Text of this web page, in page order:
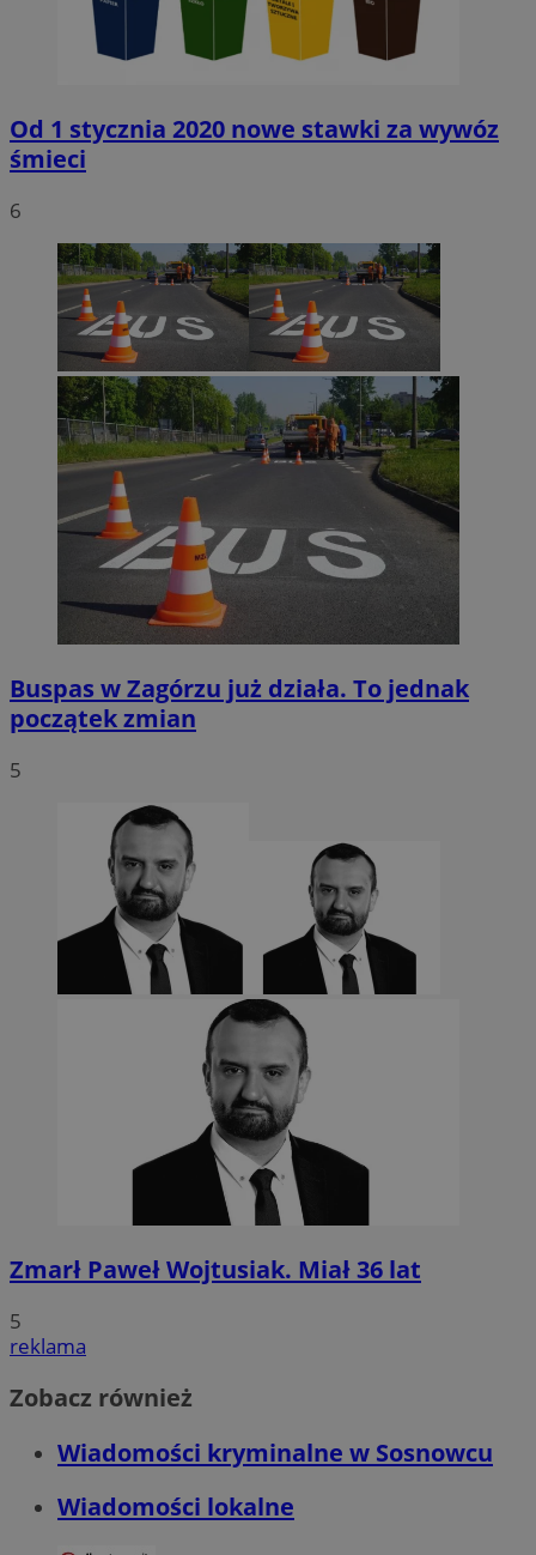
Od 1 stycznia 2020 nowe stawki za wywóz
śmieci
6
Buspas w Zagórzu już działa. To jednak
początek zmian
5
Zmarł Paweł Wojtusiak. Miał 36 lat
5
reklama
Zobacz również
Wiadomości kryminalne w Sosnowcu
Wiadomości lokalne